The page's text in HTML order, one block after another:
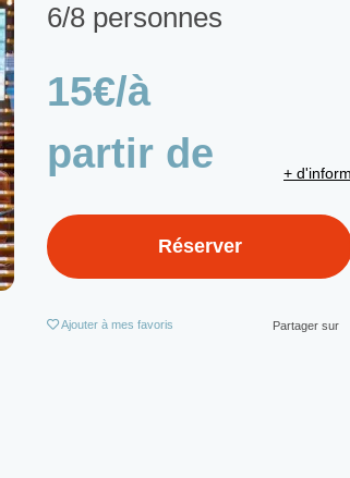
6/8 personnes
15€/à
partir de
+
Réserver
Ajouter à mes favoris Partager sur